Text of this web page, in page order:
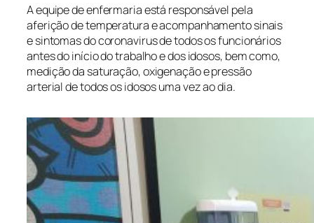
A equipe de enfermaria está responsável pela
aferição de temperatura e acompanhamento sinais
e sintomas do coronavirus de todos os funcionários
antes do início do trabalho e dos idosos, bem como,
medição da saturação, oxigenação e pressão
arterial de todos os idosos uma vez ao dia.